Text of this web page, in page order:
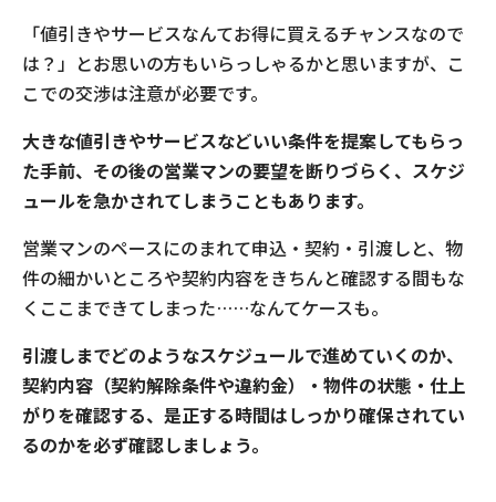
「値引きやサービスなんてお得に買えるチャンスなので
は？」とお思いの方もいらっしゃるかと思いますが、こ
こでの交渉は注意が必要です。
大きな値引きやサービスなどいい条件を提案してもらっ
た手前、その後の営業マンの要望を断りづらく、スケジ
ュールを急かされてしまうこともあります。
営業マンのペースにのまれて申込・契約・引渡しと、物
件の細かいところや契約内容をきちんと確認する間もな
くここまできてしまった……なんてケースも。
引渡しまでどのようなスケジュールで進めていくのか、
契約内容（契約解除条件や違約金）・物件の状態・仕上
がりを確認する、是正する時間はしっかり確保されてい
るのかを必ず確認しましょう。